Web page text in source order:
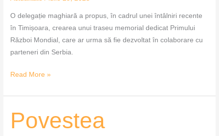
O delegație maghiară a propus, în cadrul unei întâlniri recente
în Timișoara, crearea unui traseu memorial dedicat Primului
Război Mondial, care ar urma să fie dezvoltat în colaborare cu
parteneri din Serbia.
Read More »
Povestea
Povestea
Memorialului